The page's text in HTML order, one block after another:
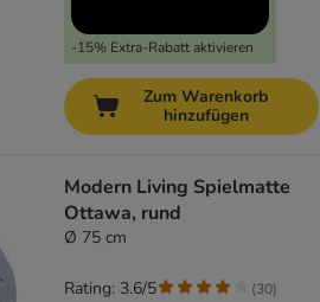
-15% Extra-Rabatt aktivieren
Zum Warenkorb
hinzufügen
Modern Living Spielmatte
Ottawa, rund
Ø 75 cm
Rating: 3.6/5 (30)